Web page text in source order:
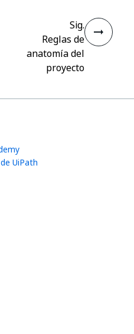
Sig.
Reglas de
anatomía del
proyecto
UiPath